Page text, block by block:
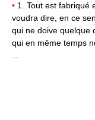
• 1. Tout est fabriqué
voudra dire, en ce
qui ne doive quelque
qui en même temps